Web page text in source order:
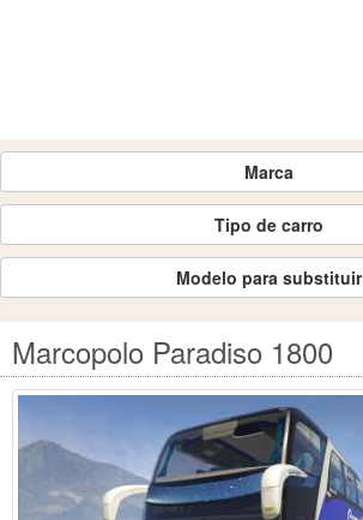
Marca
Tipo de carro
Modelo para substituir
Marcopolo Paradiso 1800